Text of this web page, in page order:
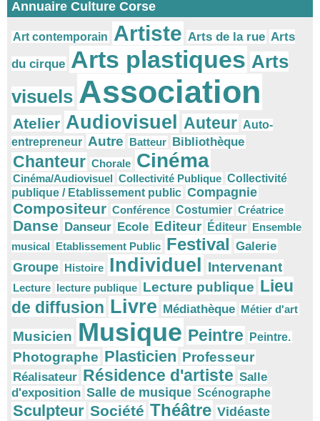
Annuaire Culture Corse
Art contemporain Artiste Arts de la rue Arts
du cirque Arts plastiques Arts
visuels Association
Atelier Audiovisuel Auteur Auto-
entrepreneur Autre Batteur Bibliothèque
Chanteur Chorale Cinéma
Cinéma/Audiovisuel Collectivité Publique Collectivité
publique / Etablissement public Compagnie
Compositeur Conférence Costumier Créatrice
Danse Danseur Ecole Editeur Éditeur Ensemble
musical Etablissement Public Festival Galerie
Groupe Histoire Individuel Intervenant
Lecture lecture publique Lecture publique Lieu
de diffusion Livre Médiathèque Métier d'art
Musicien Musique Peintre Peintre.
Photographe Plasticien Professeur
Réalisateur Résidence d'artiste Salle
d'exposition Salle de musique Scénographe
Sculpteur Société Théâtre Vidéaste